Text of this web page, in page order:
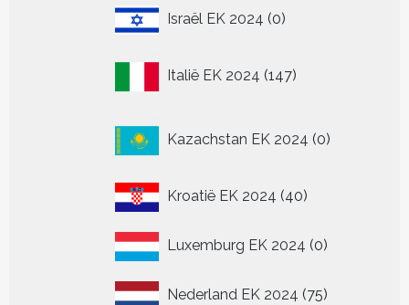
Israël EK 2024 00
Italië EK 2024 147
producten
Kazachstan EK 2024 0
producten
Kroatië EK 2024 4040
Luxemburg EK 2024 00
Nederland EK 2024 7575